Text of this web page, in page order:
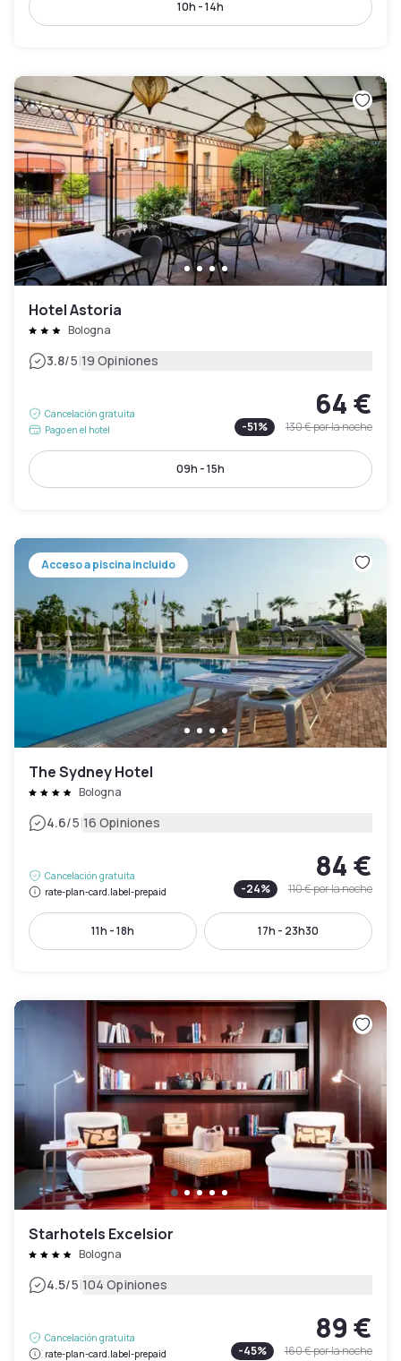
10h - 14h
Hotel Astoria
Bologna
3.8/5|19 Opiniones
Cancelación gratuita
Pago en el hotel
64 €
-51% 130 €por la noche
09h - 15h
Acceso a piscina incluido
The Sydney Hotel
Bologna
4.6/5|16 Opiniones
Cancelación gratuita
rate-plan-card.label-prepaid
84 €
-24% 110 €por la noche
11h - 18h 17h - 23h30
Starhotels Excelsior
Bologna
4.5/5|104 Opiniones
Cancelación gratuita
rate-plan-card.label-prepaid
89 €
-45% 160 €por la noche